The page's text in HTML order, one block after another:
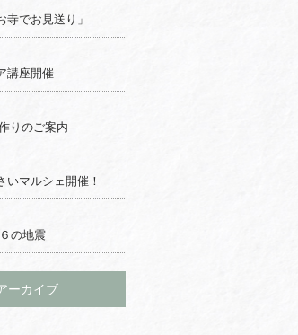
寺でお見送り」
講座開催
りのご案内
いマルシェ開催！
の地震
ーカイブ